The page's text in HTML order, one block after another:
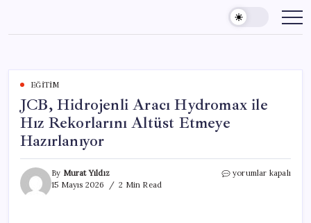
content
EĞITIM
JCB, Hidrojenli Aracı Hydromax ile
Hız Rekorlarını Altüst Etmeye
Hazırlanıyor
By Murat Yıldız
15 Mayıs 2026
2 Min Read
JCB,
yorumlar kapalı